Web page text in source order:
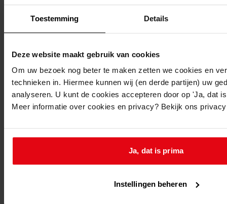
Toestemming Details
Deze website maakt gebruik van cookies
Om uw bezoek nog beter te maken zetten we cookies en
technieken in. Hiermee kunnen wij (en derde partijen) uw
analyseren. U kunt de cookies accepteren door op 'Ja, dat
Meer informatie over cookies en privacy? Bekijk ons
Ja, dat is prima
Instellingen beheren